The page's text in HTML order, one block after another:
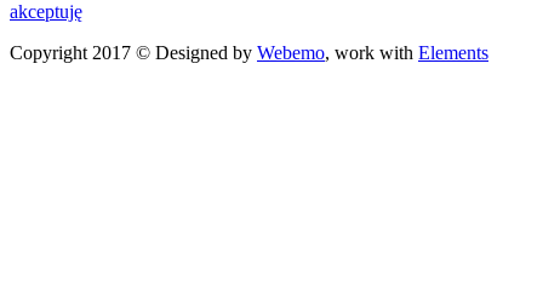
akceptuję
Copyright 2017 © Designed by Webemo, work with Elements